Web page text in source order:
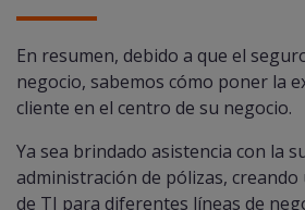
En resumen, debido a que el
negocio, sabemos cómo poner la
cliente en el centro de su negocio.
Ya sea brindado asistencia con la
administración de pólizas,
de TI para diferentes líneas de